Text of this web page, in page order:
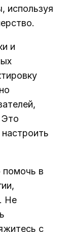
используя
и
Это
помочь в
Не
с